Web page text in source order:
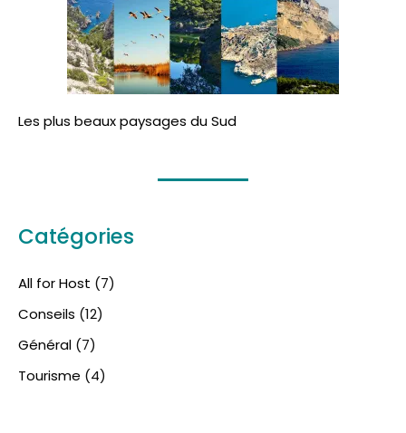
Les plus beaux paysages du Sud
Catégories
All for Host (7)
Conseils (12)
Général (7)
Tourisme (4)